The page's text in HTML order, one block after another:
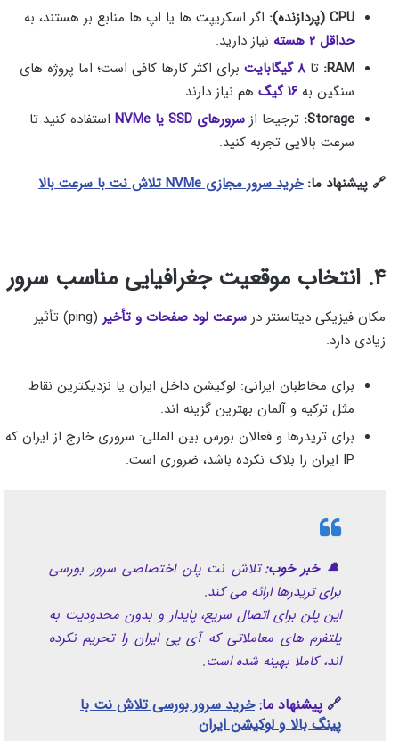
CPU (پردازنده):
اگر اسکریپت‌ ها یا اپ‌ ها منابع‌ بر هستند، به
حداقل ۲ هسته
نیاز دارید.
RAM: تا
برای اکثر کارها کافی است؛ اما پروژه‌ های
سنگین به
هم نیاز دارند.
Storage: ترجیحا از سرورهای SSD یا NVMe
استفاده کنید تا
سرعت بالایی تجربه کنید.
🔗 پیشنهاد ما:خرید سرور مجازی NVMe تلاش نت با سرعت بالا
۴. انتخاب موقعیت جغرافیایی مناسب سرور
مکان فیزیکی دیتاسنتر در سرعت لود صفحات و تأخیر
(ping) تأثیر
زیادی دارد.
برای مخاطبان ایرانی: لوکیشن داخل ایران یا نزدیکترین نقاط
مثل ترکیه و آلمان بهترین گزینه‌ اند.
برای تریدرها و فعالان بورس بین‌ المللی: سروری خارج از ایران که
IP ایران را بلاک نکرده باشد، ضروری است.
🔔خبر خوب:تلاش‌ نت پلن اختصاصی سرور بورسی
برای تریدرها ارائه می‌ کند.
این پلن برای اتصال سریع، پایدار و بدون محدودیت به
پلتفرم‌ های معاملاتی که آی‌ پی ایران را تحریم نکرده‌
اند، کاملا بهینه شده است.
🔗 پیشنهاد ما: خرید سرور بورسی تلاش نت با
پینگ بالا و لوکیشن ایران